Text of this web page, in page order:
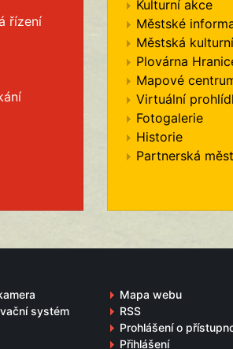
řízení
Kulturní akce
Městské
Městská
Plovárna
Mapové
Virtuální
Fotogalerie
Historie
Partnerská
systém
Mapa webu
RSS
Prohlášení o
Přihlášení